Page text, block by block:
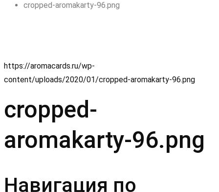
cropped-aromakarty-96.png
https://aromacards.ru/wp-
content/uploads/2020/01/cropped-aromakarty-96.png
cropped-
aromakarty-96.png
Навигация по